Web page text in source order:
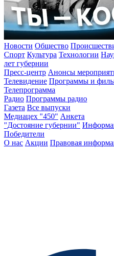
Новости Общество
Спорт Культура Технологии
лет губернии
Пресс-центр Анонсы
Телевидение Программы и
Телепрограмма
Радио Программы радио
Газета Все выпуски
Медиацех "450" Анкета
"Достояние губернии"
Победители
О нас Акции Правовая